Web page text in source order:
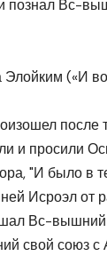
познал Вс-
Элойким («И
после
и просили
"И было в
Исроэл от
Вс-вышний
свой союз с